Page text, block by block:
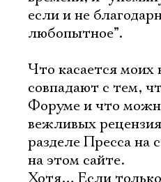
если и не
любопытное”.
Что касается моих
совпадают с тем,
Форуме и что
вежливых
разделе Пресса на
на этом сайте.